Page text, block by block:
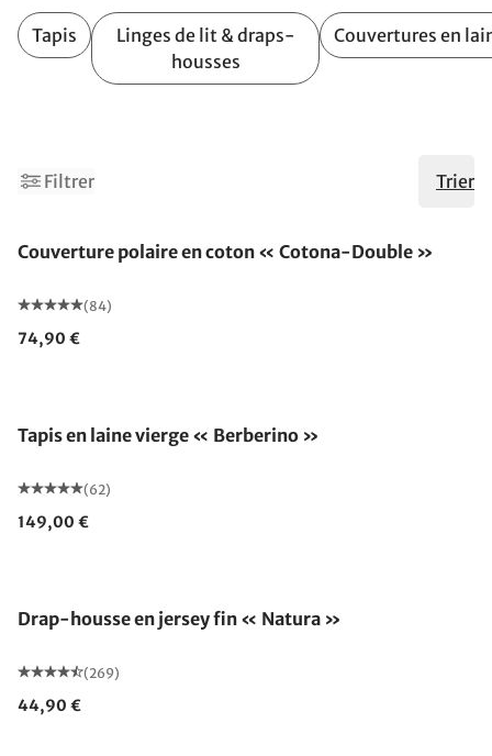
Tapis
Linges de lit & draps-
housses
Couvertures en
Filtrer Trier
Couverture polaire en coton « Cotona-Double »
(84)
74,90 €
Tapis en laine vierge « Berberino »
(62)
149,00 €
Drap-housse en jersey fin « Natura »
(269)
44,90 €
4